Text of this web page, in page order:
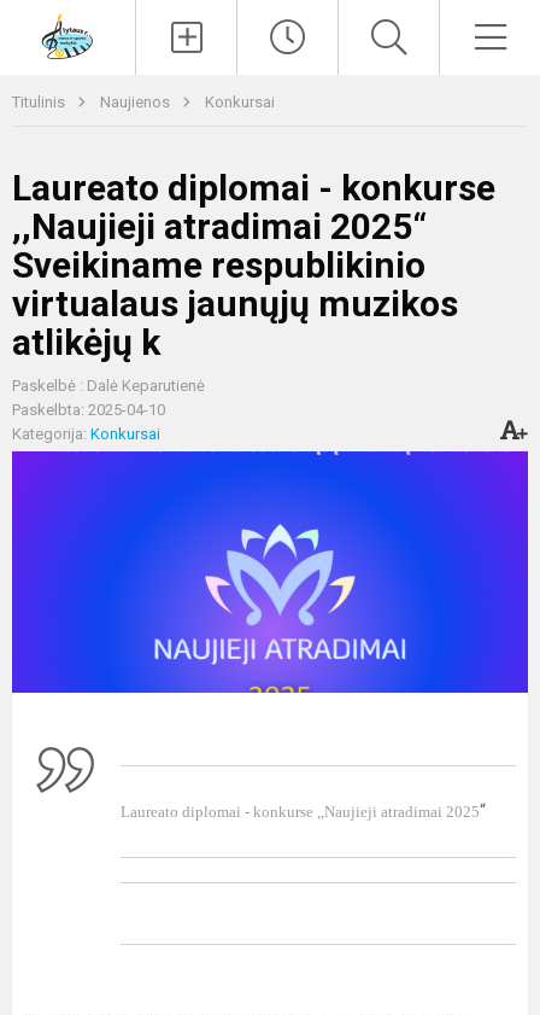
Titulinis Naujienos Konkursai
Laureato diplomai - konkurse
,,Naujieji atradimai 2025“
Sveikiname respublikinio
virtualaus jaunųjų muzikos
atlikėjų k
Paskelbė : Dalė Keparutienė
Paskelbta: 2025-04-10
Kategorija: Konkursai
Laureato diplomai - konkurse ,,Naujieji atradimai 2025“